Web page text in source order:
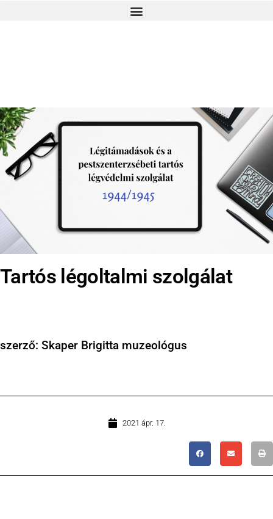
Tartós légoltalmi szolgálat
szerző: Skaper Brigitta muzeológus
2021 ápr. 17.